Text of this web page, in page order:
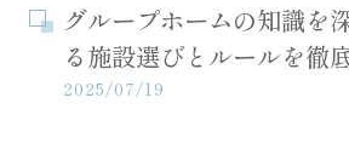
グループホームの知識を
る施設選びとルールを徹
2025/07/19